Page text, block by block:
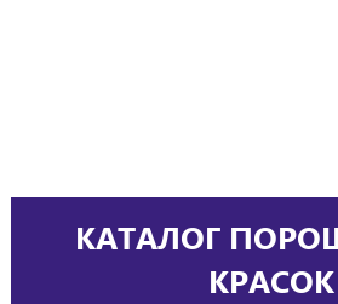
КАТАЛОГ
КРАСОК